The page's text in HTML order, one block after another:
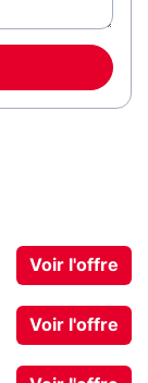
Voir l'offre
Voir l'offre